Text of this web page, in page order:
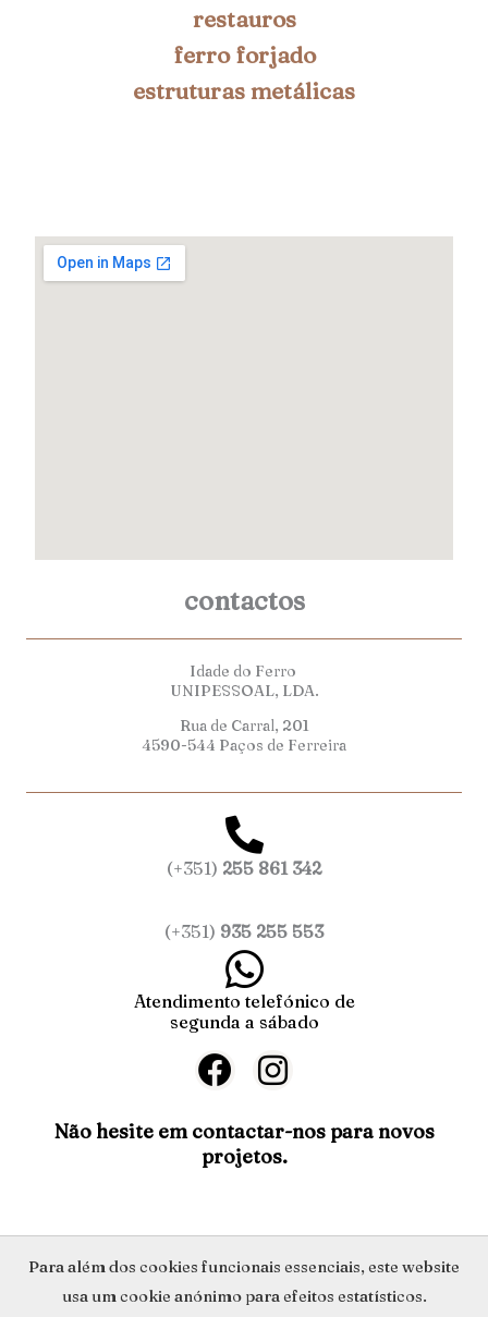
restauros
ferro forjado
estruturas metálicas
contactos
Idade do Ferro
UNIPESSOAL, LDA.
Rua de Carral, 201
4590-544 Paços de Ferreira
(+351) 255 861 342
(+351) 935 255 553
Atendimento telefónico de
segunda a sábado
F
a
c
e
o
o
k
I
n
s
t
g
r
a
Não hesite em contactar-nos para novos
projetos.
Política de Privacidade
Para além dos cookies funcionais essenciais, este website
usa um cookie anónimo para efeitos estatísticos.